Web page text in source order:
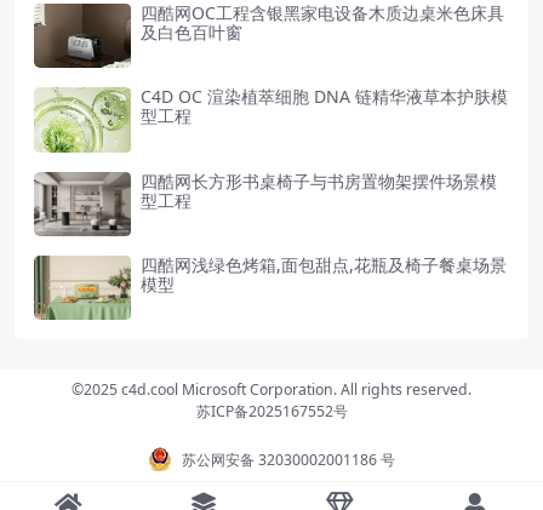
四酷网OC工程含银黑家电设备木质边桌米色床具
及白色百叶窗
C4D OC 渲染植萃细胞 DNA 链精华液草本护肤模
型工程
四酷网长方形书桌椅子与书房置物架摆件场景模
型工程
四酷网浅绿色烤箱,面包甜点,花瓶及椅子餐桌场景
模型
©2025 c4d.cool Microsoft Corporation. All rights reserved.
苏ICP备2025167552号
苏公网安备 32030002001186 号